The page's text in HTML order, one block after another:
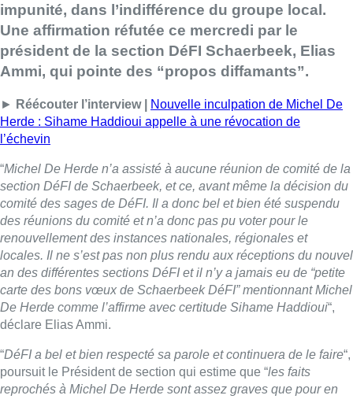
impunité, dans l’indifférence du groupe local.
Une affirmation réfutée ce mercredi par le
président de la section DéFI Schaerbeek, Elias
Ammi, qui pointe des “propos diffamants”.
► Réécouter l’interview |
Nouvelle inculpation de Michel De
Herde : Sihame Haddioui appelle à une révocation de
l’échevin
“Michel De Herde n’a assisté à aucune réunion de comité de la
section DéFI de Schaerbeek, et ce, avant même la décision du
comité des sages de DéFI. Il a donc bel et bien été suspendu
des réunions du comité et n’a donc pas pu voter pour le
renouvellement des instances nationales, régionales et
locales. Il ne s’est pas non plus rendu aux réceptions du nouvel
an des différentes sections DéFI et il n’y a jamais eu de “petite
carte des bons vœux de Schaerbeek DéFI” mentionnant Michel
De Herde comme l’affirme avec certitude Sihame Haddioui“,
déclare Elias Ammi.
“DéFI a bel et bien respecté sa parole et continuera de le faire“,
poursuit le Président de section qui estime que “les faits
reprochés à Michel De Herde sont assez graves que pour en